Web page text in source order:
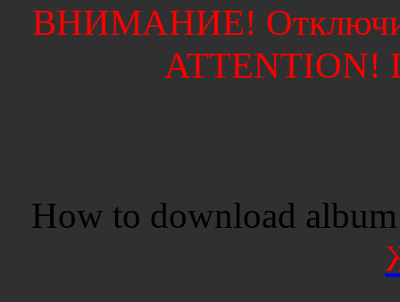
ВНИМАНИЕ!
ATTENTION!
How to download